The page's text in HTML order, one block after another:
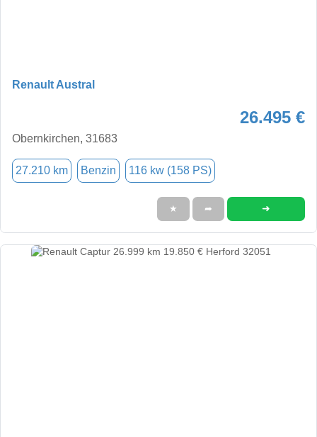
Renault Austral
26.495 €
Obernkirchen, 31683
27.210 km Benzin 116 kw (158 PS)
★ ➦ ➜